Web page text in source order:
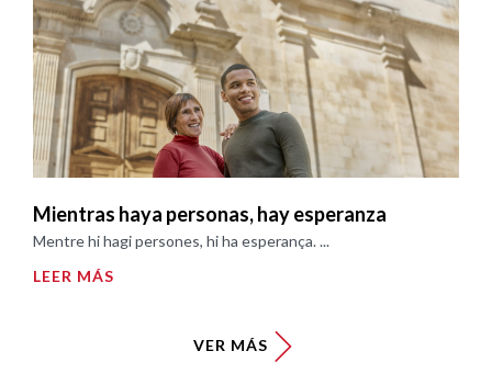
Mientras haya personas, hay esperanza
Mentre hi hagi persones, hi ha esperança. ...
LEER MÁS
VER MÁS